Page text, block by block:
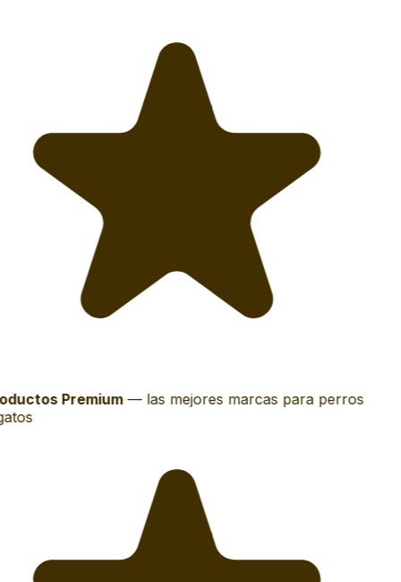
Premium—las mejores marcas para perros